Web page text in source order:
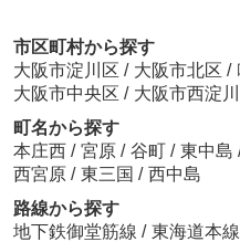
市区町村から探す
大阪市淀川区 / 大阪市北区 /
大阪市中央区 / 大阪市西淀
町名から探す
本庄西 / 宮原 / 谷町 / 東中島
西宮原 / 東三国 / 西中島
路線から探す
地下鉄御堂筋線 / 東海道本線